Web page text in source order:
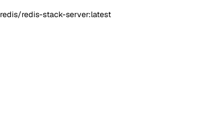
redis/redis-stack-server:latest